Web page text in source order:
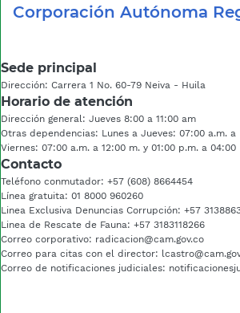
Corporación Autónoma
Sede principal
Dirección: Carrera 1 No. 60-79 Neiva - Huila
Horario de atención
Dirección general: Jueves 8:00 a 11:00 am
Otras dependencias: Lunes a Jueves: 07:00 a.m.
Viernes: 07:00 a.m. a 12:00 m. y 01:00 p.m. a 04:00
Contacto
Teléfono conmutador: +57 (608) 8664454
Línea gratuita: 01 8000 960260
Linea Exclusiva Denuncias Corrupción: +57
Linea de Rescate de Fauna: +57 3183118266
Correo corporativo: radicacion@cam.gov.co
Correo para citas con el director:
Correo de notificaciones judiciales: